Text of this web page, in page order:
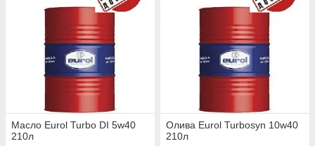
Масло Eurol Turbo DI 5w40
210л
Олива Eurol Turbosyn 10w40
210л